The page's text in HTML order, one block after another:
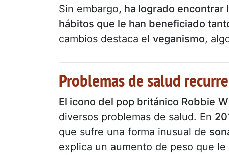
Sin embargo, ha logrado encontrar
hábitos que le han beneficiado
cambios destaca el veganismo,
Problemas de salud
El icono del pop británico Robbie
diversos problemas de salud. En
que sufre una forma inusual de
explica un aumento de peso que